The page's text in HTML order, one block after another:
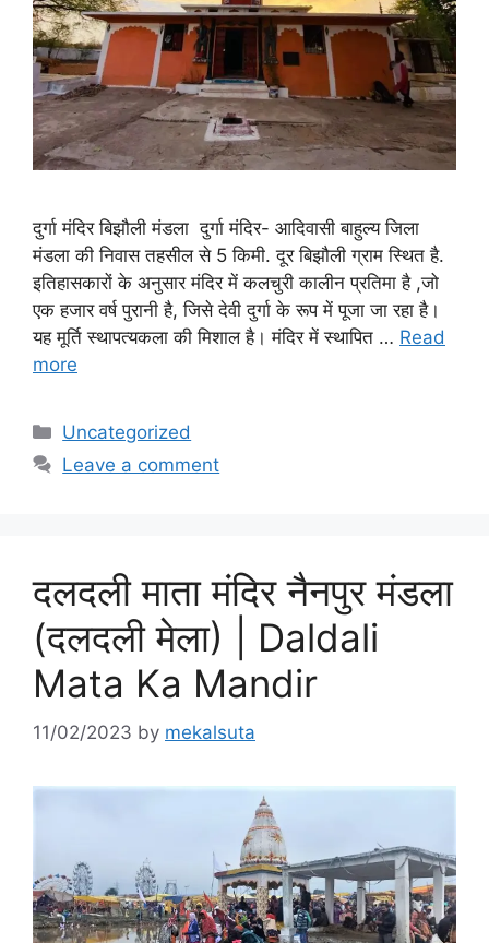
दुर्गा मंदिर बिझौली मंडला दुर्गा मंदिर- आदिवासी बाहुल्य जिला
मंडला की निवास तहसील से 5 किमी. दूर बिझौली ग्राम स्थित है.
इतिहासकारों के अनुसार मंदिर में कलचुरी कालीन प्रतिमा है ,जो
एक हजार वर्ष पुरानी है, जिसे देवी दुर्गा के रूप में पूजा जा रहा है।
यह मूर्ति स्थापत्यकला की मिशाल है। मंदिर में स्थापित … Read
more
Categories
Uncategorized
Leave a comment
दलदली माता मंदिर नैनपुर मंडला
(दलदली मेला) | Daldali
Mata Ka Mandir
11/02/2023 by mekalsuta